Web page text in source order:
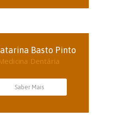
Basto Pinto
Dentária
Saber Mais